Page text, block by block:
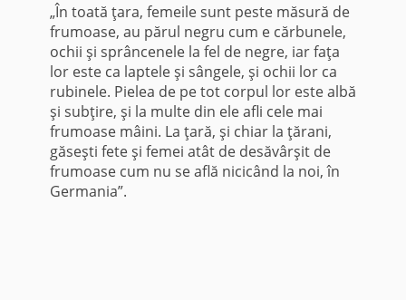
„În toată ţara, femeile sunt peste măsură de
frumoase, au părul negru cum e cărbunele,
ochii şi sprâncenele la fel de negre, iar faţa
lor este ca laptele şi sângele, şi ochii lor ca
rubinele. Pielea de pe tot corpul lor este albă
şi subţire, şi la multe din ele afli cele mai
frumoase mâini. La ţară, şi chiar la ţărani,
găseşti fete şi femei atât de desăvârşit de
frumoase cum nu se află nicicând la noi, în
Germania”.